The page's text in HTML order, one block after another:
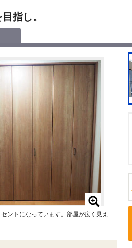
指し。
ントになっています。部屋が広く見え